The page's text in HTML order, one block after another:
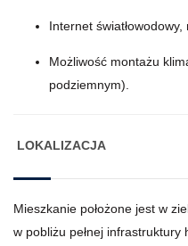
Internet
Możliwość montażu
podziemnym).
LOKALIZACJA
Mieszkanie położone jest w
w pobliżu pełnej infrastruktury